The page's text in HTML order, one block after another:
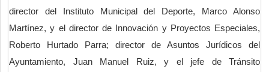
director del Instituto Municipal del Deporte, Marco Alonso
Martínez, y el director de Innovación y Proyectos Especiales,
Roberto Hurtado Parra; director de Asuntos Jurídicos del
Ayuntamiento, Juan Manuel Ruiz, y el jefe de Tránsito